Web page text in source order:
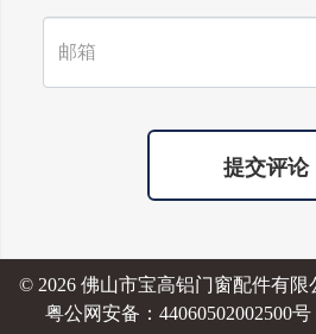
提交评论
© 2026 佛山市宝高铝门窗配件有限
粤公网安备：44060502002500号